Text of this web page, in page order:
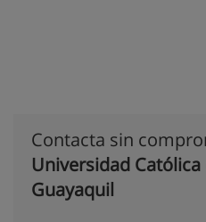
Contacta sin
Universidad
Guayaquil